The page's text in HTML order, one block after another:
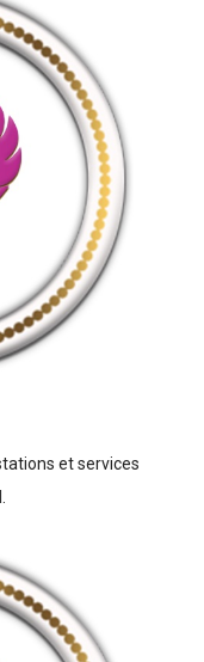
et services